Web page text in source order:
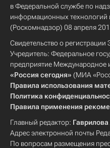
в Федеральной службе по
информационных
(Роскомнадзор) 08 апреля
Свидетельство о
Учредитель: Федеральное
предприятие Международное
«Россия сегодня» (МИА
Правила использования
Политика
Правила применения
Главный редактор:
Адрес электронной почты
По вопросам размещения